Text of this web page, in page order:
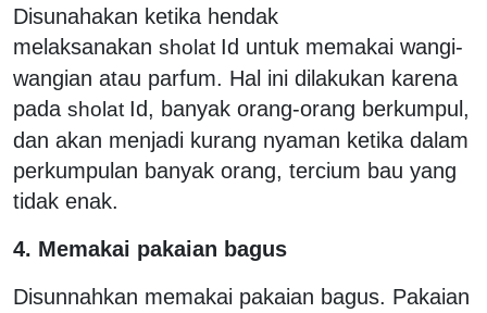
Disunahakan ketika hendak
melaksanakan sholat Id untuk memakai wangi-
wangian atau parfum. Hal ini dilakukan karena
pada sholat Id, banyak orang-orang berkumpul,
dan akan menjadi kurang nyaman ketika dalam
perkumpulan banyak orang, tercium bau yang
tidak enak.
4. Memakai pakaian bagus
Disunnahkan memakai pakaian bagus. Pakaian